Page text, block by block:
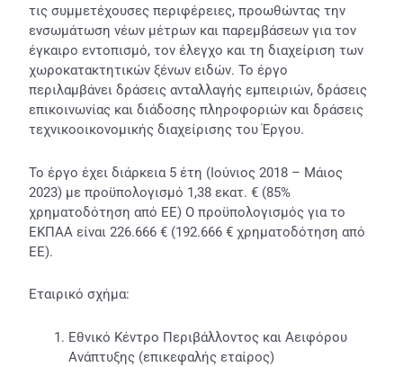
τις συμμετέχουσες περιφέρειες, προωθώντας την
ενσωμάτωση νέων μέτρων και παρεμβάσεων για τον
έγκαιρο εντοπισμό, τον έλεγχο και τη διαχείριση των
χωροκατακτητικών ξένων ειδών. Το έργο
περιλαμβάνει δράσεις ανταλλαγής εμπειριών, δράσεις
επικοινωνίας και διάδοσης πληροφοριών και δράσεις
τεχνικοοικονομικής διαχείρισης του Έργου.
Το έργο έχει διάρκεια 5 έτη (Ιούνιος 2018 – Μάιος
2023) με προϋπολογισμό 1,38 εκατ. € (85%
χρηματοδότηση από ΕΕ) Ο προϋπολογισμός για το
ΕΚΠΑΑ είναι 226.666 € (192.666 € χρηματοδότηση από
ΕΕ).
Εταιρικό σχήμα:
Εθνικό Κέντρο Περιβάλλοντος και Αειφόρου
Ανάπτυξης (επικεφαλής εταίρος)